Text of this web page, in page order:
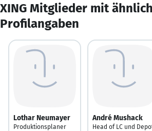
XING Mitglieder mit
Profilangaben
Lothar Neumayer
Produktionsplaner
André Mushack
Head of LC und